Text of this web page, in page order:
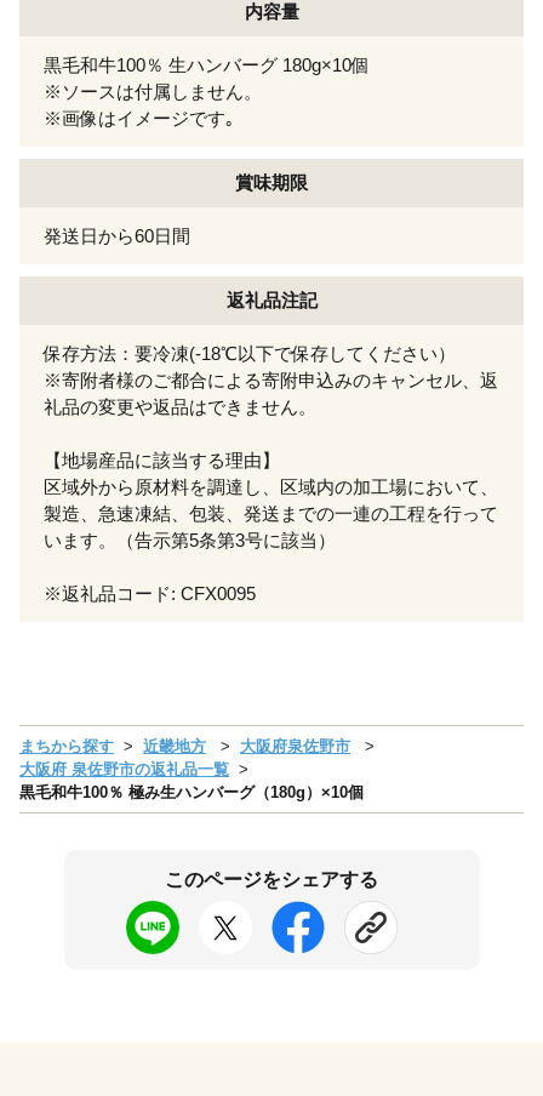
内容量
黒毛和牛100％ 生ハンバーグ 180g×10個
※ソースは付属しません。
※画像はイメージです｡
賞味期限
発送日から60日間
返礼品注記
保存方法：要冷凍(-18℃以下で保存してください）
※寄附者様のご都合による寄附申込みのキャンセル、返
礼品の変更や返品はできません。
【地場産品に該当する理由】
区域外から原材料を調達し、区域内の加工場において、
製造、急速凍結、包装、発送までの一連の工程を行って
います。（告示第5条第3号に該当）
※返礼品コード: CFX0095
まちから探す 近畿地方
大阪府泉佐野市
大阪府 泉佐野市の返礼品一覧
黒毛和牛100％ 極み生ハンバーグ（180g）×10個
このページをシェアする